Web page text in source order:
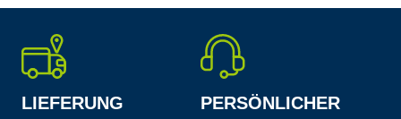
LIEFERUNG
PERSÖNLICHER